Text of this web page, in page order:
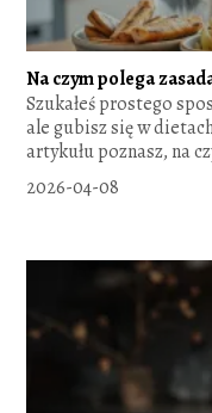
Na czym polega
Szukałeś prostego
ale gubisz się w
artykułu poznasz, na
2026-04-08